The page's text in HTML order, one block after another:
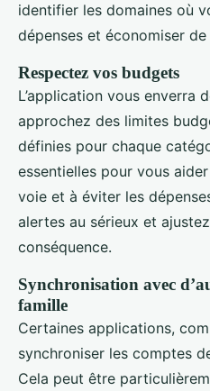
identifier les domaines où
dépenses et économiser de
Respectez vos budgets
L’application vous enverra
approchez des limites
définies pour chaque
essentielles pour vous
voie et à éviter les
alertes au sérieux et
conséquence.
Synchronisation avec
famille
Certaines applications,
synchroniser les comptes
Cela peut être